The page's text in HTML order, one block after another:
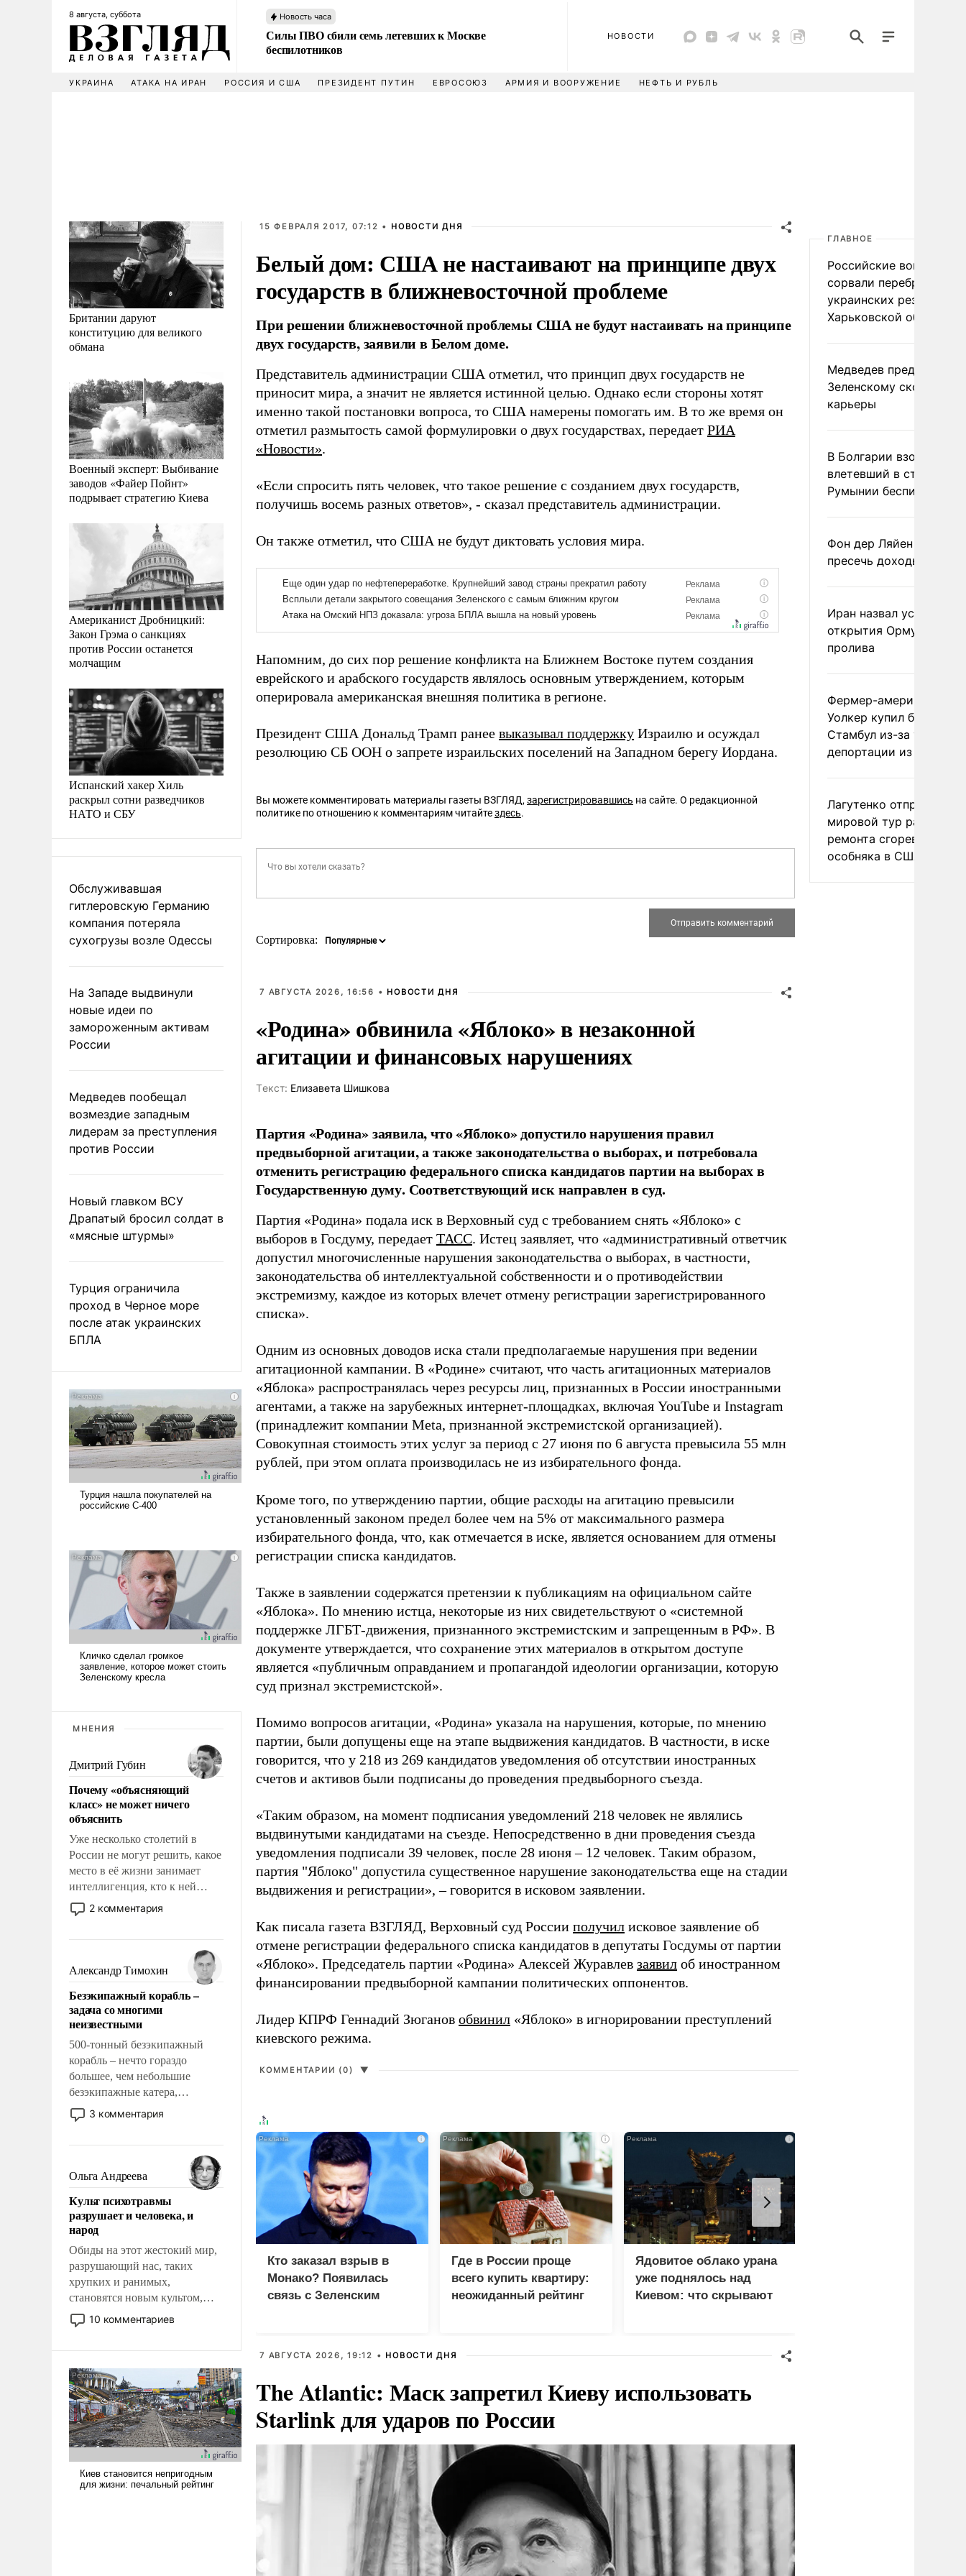
8 августа, суббота Новость часа
Силы ПВО сбили семь летевших к Москве
беспилотников
НОВОСТИ
УКРАИНА АТАКА НА ИРАН РОССИЯ И США ПРЕЗИДЕНТ ПУТИН ЕВРОСОЮЗ АРМИЯ И ВООРУЖЕНИЕ НЕФТЬ И РУБЛЬ
Британии даруют
конституцию для великого
обмана
Военный эксперт: Выбивание
заводов «Файер Пойнт»
подрывает стратегию Киева
Американист Дробницкий:
Закон Грэма о санкциях
против России останется
молчащим
Испанский хакер Хиль
раскрыл сотни разведчиков
НАТО и СБУ
Обслуживавшая
гитлеровскую Германию
компания потеряла
сухогрузы возле Одессы
На Западе выдвинули
новые идеи по
замороженным активам
России
Медведев пообещал
возмездие западным
лидерам за преступления
против России
Новый главком ВСУ
Драпатый бросил солдат в
«мясные штурмы»
Турция ограничила
проход в Черное море
после атак украинских
БПЛА
МНЕНИЯ
Дмитрий Губин
Почему «объясняющий
класс» не может ничего
объяснить
Уже несколько столетий в
России не могут решить, какое
место в её жизни занимает
интеллигенция, кто к ней
принадлежит, а кого из неё
исключили с правом
чем она отличается от просто
образованных людей. Иногда
казалось, что эти вопросы
решены раз и навсегда, но –
нет, не решены.
2 комментария
Александр Тимохин
Безэкипажный корабль –
задача со многими
неизвестными
500-тонный безэкипажный
корабль – нечто гораздо
большее, чем небольшие
безэкипажные катера,
применение которых уже
стало обыденностью. Задача по
сложна и амбициозна. Однако
и ее реализация радикально
поднимет наши боевые
возможности.
3 комментария
Ольга Андреева
Культ психотравмы
разрушает и человека, и
народ
Обиды на этот жестокий мир,
разрушающий нас, таких
хрупких и ранимых,
становятся новым культом,
постепенно вытесняя и
отменяя традиционное
ударами судьбы, брать на себя
ответственность, помогать
слабым, идти вперед и
адаптироваться.
10 комментариев
15 ФЕВРАЛЯ 2017, 07:12 • НОВОСТИ ДНЯ
Белый дом: США не настаивают на принципе двух
государств в ближневосточной проблеме
При решении ближневосточной проблемы США не будут настаивать на принципе
двух государств, заявили в Белом доме.
Представитель администрации США отметил, что принцип двух государств не
приносит мира, а значит не является истинной целью. Однако если стороны хотят
именно такой постановки вопроса, то США намерены помогать им. В то же время он
отметил размытость самой формулировки о двух государствах, передает РИА
«Новости».
«Если спросить пять человек, что такое решение с созданием двух государств,
получишь восемь разных ответов», - сказал представитель администрации.
Он также отметил, что США не будут диктовать условия мира.
Напомним, до сих пор решение конфликта на Ближнем Востоке путем создания
еврейского и арабского государств являлось основным утверждением, которым
оперировала американская внешняя политика в регионе.
Президент США Дональд Трамп ранее выказывал поддержку Израилю и осуждал
резолюцию СБ ООН о запрете израильских поселений на Западном берегу Иордана.
Вы можете комментировать материалы газеты ВЗГЛЯД, зарегистрировавшись на сайте. О редакционной
политике по отношению к комментариям читайтездесь.
Сортировка:
7 АВГУСТА 2026, 16:56 • НОВОСТИ ДНЯ
«Родина» обвинила «Яблоко» в незаконной
агитации и финансовых нарушениях
Tекст: Елизавета Шишкова
Партия «Родина» заявила, что «Яблоко» допустило нарушения правил
предвыборной агитации, а также законодательства о выборах, и потребовала
отменить регистрацию федерального списка кандидатов партии на выборах в
Государственную думу. Соответствующий иск направлен в суд.
Партия «Родина» подала иск в Верховный суд с требованием снять «Яблоко» с
выборов в Госдуму, передает ТАСС. Истец заявляет, что «административный ответчик
допустил многочисленные нарушения законодательства о выборах, в частности,
законодательства об интеллектуальной собственности и о противодействии
экстремизму, каждое из которых влечет отмену регистрации зарегистрированного
списка».
Одним из основных доводов иска стали предполагаемые нарушения при ведении
агитационной кампании. В «Родине» считают, что часть агитационных материалов
«Яблока» распространялась через ресурсы лиц, признанных в России иностранными
агентами, а также на зарубежных интернет-площадках, включая YouTube и Instagram
(принадлежит компании Meta, признанной экстремистской организацией).
Совокупная стоимость этих услуг за период с 27 июня по 6 августа превысила 55 млн
рублей, при этом оплата производилась не из избирательного фонда.
Кроме того, по утверждению партии, общие расходы на агитацию превысили
установленный законом предел более чем на 5% от максимального размера
избирательного фонда, что, как отмечается в иске, является основанием для отмены
регистрации списка кандидатов.
Также в заявлении содержатся претензии к публикациям на официальном сайте
«Яблока». По мнению истца, некоторые из них свидетельствуют о «системной
поддержке ЛГБТ-движения, признанного экстремистским и запрещенным в РФ». В
документе утверждается, что сохранение этих материалов в открытом доступе
является «публичным оправданием и пропагандой идеологии организации, которую
суд признал экстремистской».
Помимо вопросов агитации, «Родина» указала на нарушения, которые, по мнению
партии, были допущены еще на этапе выдвижения кандидатов. В частности, в иске
говорится, что у 218 из 269 кандидатов уведомления об отсутствии иностранных
счетов и активов были подписаны до проведения предвыборного съезда.
«Таким образом, на момент подписания уведомлений 218 человек не являлись
выдвинутыми кандидатами на съезде. Непосредственно в дни проведения съезда
уведомления подписали 39 человек, после 28 июня – 12 человек. Таким образом,
партия "Яблоко" допустила существенное нарушение законодательства еще на стадии
выдвижения и регистрации», – говорится в исковом заявлении.
Как писала газета ВЗГЛЯД, Верховный суд России получил исковое заявление об
отмене регистрации федерального списка кандидатов в депутаты Госдумы от партии
«Яблоко». Председатель партии «Родина» Алексей Журавлев заявил об иностранном
финансировании предвыборной кампании политических оппонентов.
Лидер КПРФ Геннадий Зюганов обвинил «Яблоко» в игнорировании преступлений
киевского режима.
КОММЕНТАРИИ (0) ▼
i
Кто заказал взрыв в
Монако? Появилась
связь с Зеленским
i
Где в России проще
всего купить квартиру:
неожиданный рейтинг
i
Ядовитое облако урана
уже поднялось над
Киевом: что скрывают
7 АВГУСТА 2026, 19:12 • НОВОСТИ ДНЯ
The Atlantic: Маск запретил Киеву использовать
Starlink для ударов по России
ГЛАВНОЕ
Российские войска
сорвали переброску
украинских резервов в
Харьковской области
Медведев предрек
Зеленскому скорый
карьеры
В Болгарии взорвался
влетевший в страну из
Румынии беспилотник
Фон дер Ляйен
пресечь доходы России
Иран назвал условие
открытия Ормузского
пролива
Фермер-американец
Уолкер купил билет в
Стамбул из-за угрозы
депортации из России
Лагутенко отправился в
мировой тур ради
ремонта сгоревшего
особняка в США